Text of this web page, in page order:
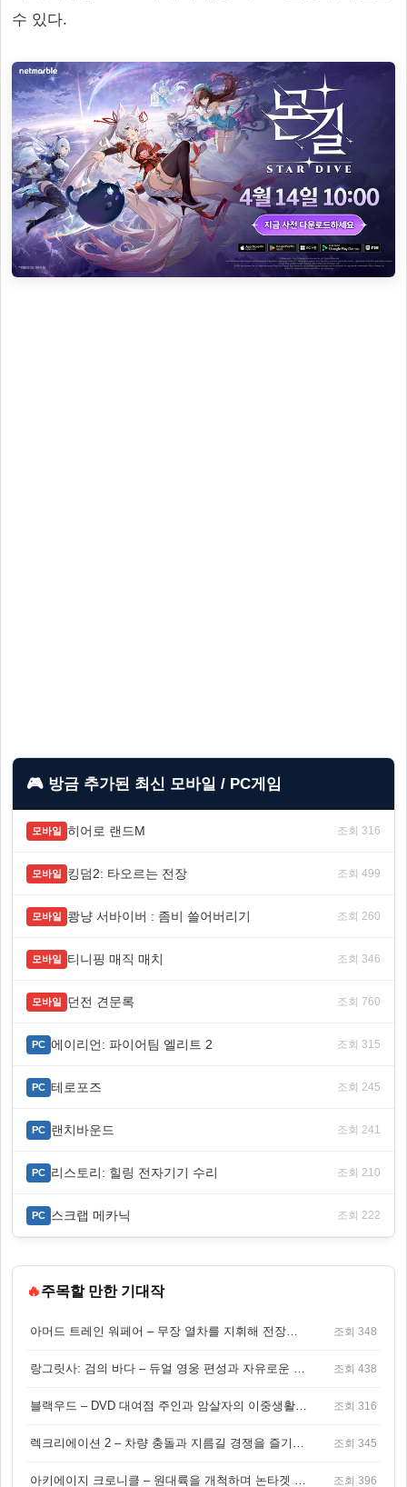
수 있다.
🎮 방금 추가된 최신 모바일 / PC게임
모바일 히어로 랜드M 조회 316
모바일 킹덤2: 타오르는 전장 조회 499
모바일 쾅냥 서바이버 : 좀비 쓸어버리기 조회 260
모바일 티니핑 매직 매치 조회 346
모바일 던전 견문록 조회 760
PC 에이리언: 파이어팀 엘리트 2 조회 315
PC 테로포즈 조회 245
PC 랜치바운드 조회 241
PC 리스토리: 힐링 전자기기 수리 조회 210
PC 스크랩 메카닉 조회 222
🔥주목할 만한 기대작
아머드 트레인 워페어 – 무장 열차를 지휘해 전장을 돌파하는 생존 전투 게임 조회 348
랑그릿사: 검의 바다 – 듀얼 영웅 편성과 자유로운 탐험을 결합한 판타지 전략 RPG 조회 438
블랙우드 – DVD 대여점 주인과 암살자의 이중생활을 그린 3인칭 액션 스릴러 게임 조회 316
렉크리에이션 2 – 차량 충돌과 지름길 경쟁을 즐기는 오픈월드 아케이드 레이싱 게임 조회 345
아키에이지 크로니클 – 원대륙을 개척하며 논타겟 전투를 즐기는 오픈월드 MMORPG 조회 396